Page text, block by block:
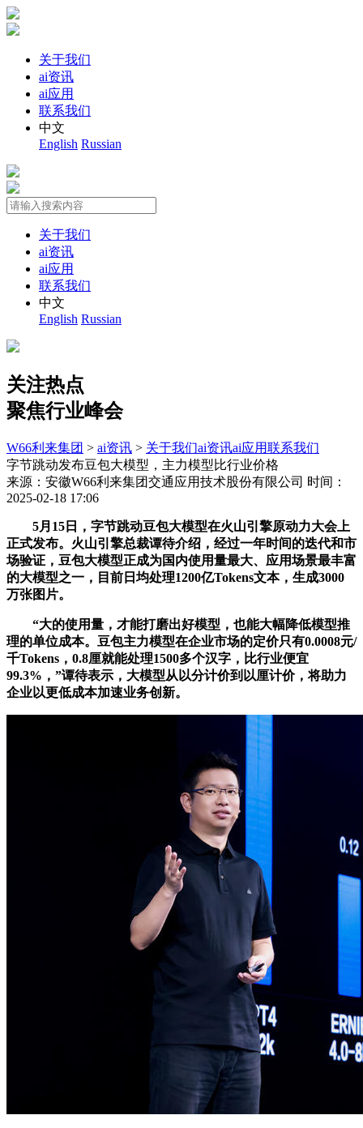
关于我们
ai资讯
ai应用
联系我们
中文
English Russian
关于我们
ai资讯
ai应用
联系我们
中文
English Russian
关注热点
聚焦行业峰会
W66利来集团 > ai资讯 > 关于我们ai资讯ai应用联系我们
字节跳动发布豆包大模型，主力模型比行业价格
来源：安徽W66利来集团交通应用技术股份有限公司 时间：
2025-02-18 17:06
5月15日，字节跳动豆包大模型在火山引擎原动力大会上
正式发布。火山引擎总裁谭待介绍，经过一年时间的迭代和市
场验证，豆包大模型正成为国内使用量最大、应用场景最丰富
的大模型之一，目前日均处理1200亿Tokens文本，生成3000
万张图片。
“大的使用量，才能打磨出好模型，也能大幅降低模型推
理的单位成本。豆包主力模型在企业市场的定价只有0.0008元/
千Tokens，0.8厘就能处理1500多个汉字，比行业便宜
99.3%，”谭待表示，大模型从以分计价到以厘计价，将助力
企业以更低成本加速业务创新。